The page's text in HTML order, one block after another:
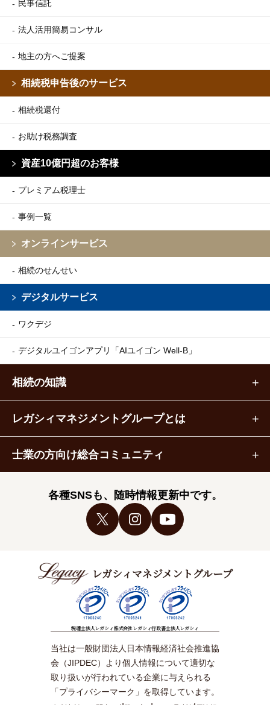
民事信託
法人活用簡易コンサル
地主の方へご提案
相続税申告後のサービス
相続税還付
お助け税務調査
資産10億円超のお客様
プレミアム税理士
事例一覧
オンラインサービス
相続のせんせい
デジタルサービス
ワクデジ
デジタルユイゴンアプリ 「AIユイゴン Well-B」
相続の知識
レガシィマネジメントグループとは
士業の方向け総合コミュニティ
各種SNSも、随時情報更新中です。
レガシィマネジメントグループ
税理士法人レガシィ株式会社レガシィ行政書士法人レガシィ
当社は一般財団法人日本情報経済社会推進協
会（JIPDEC）より個人情報について適切な
取り扱いが行われている企業に与えられる
「プライバシーマーク」を取得しています。